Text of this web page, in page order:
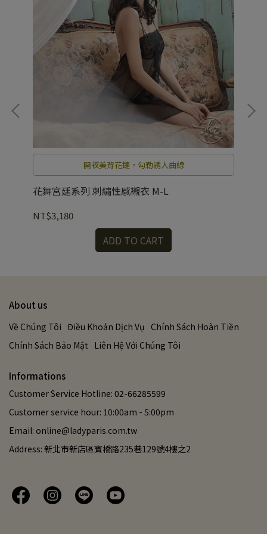
開衩美背花鏈，勾勒誘人曲線
花舞宮廷系列 刺繡性感襯衣 M-L
NT$3,180
ADD TO CART
About us
Về Chúng Tôi Điều Khoản Dịch Vụ Chính Sách Hoàn Tiền
Chính Sách Bảo Mật Liên Hệ Với Chúng Tôi
Informations
Customer Service Hotline: 02-66285599
Customer service hour: 10:00am - 5:00pm
Email: online@ladyparis.com.tw
Address: 新北市新店區寶橋路235巷129號4樓之2